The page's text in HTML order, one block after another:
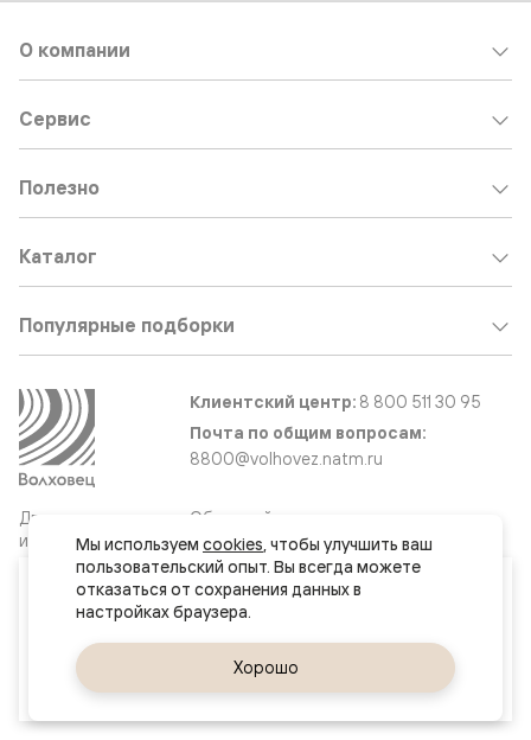
Ваш город
Хабаровск
Двери
и интерьерные
решения
О компании
Сервис
Полезно
Каталог
Популярные подборки
Клиентский центр: 8 800 511 30 95
Почта по общим вопросам:
8800@volhovez.natm.ru
Обратный звонок
Сайт не является публичной офертой
Правовая информация
Мы используем cookies, чтобы улучшить ваш
пользовательский опыт. Вы всегда можете
отказаться от сохранения данных в
Хорошо